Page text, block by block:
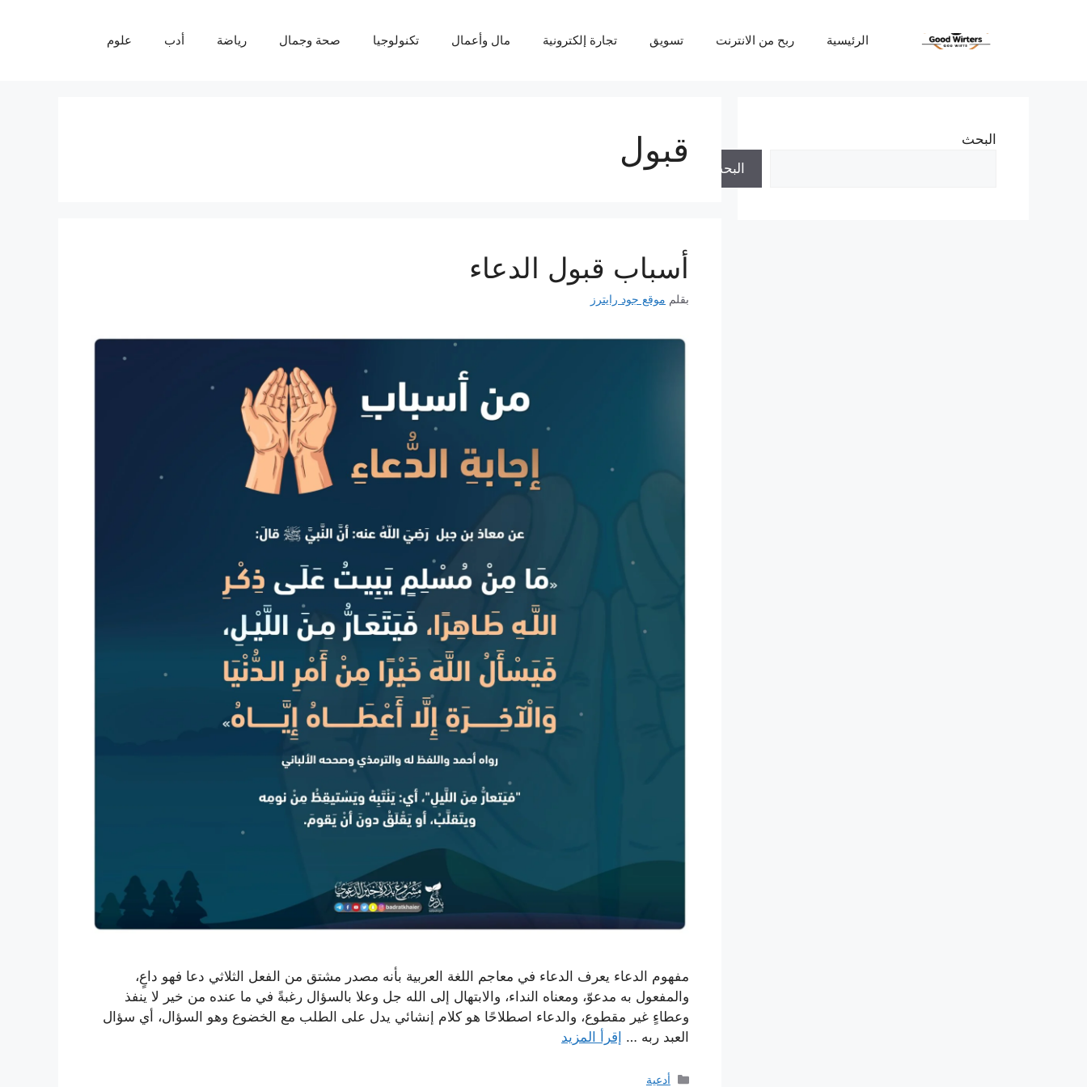
الرئيسية ربح من الانترنت تسويق تجارة إلكترونية مال وأعمال تكنولوجيا صحة وجمال رياضة أدب علوم
قبول
أسباب قبول الدعاء
بقلم موقع جود رايترز
مفهوم الدعاء يعرف الدعاء في معاجم اللغة العربية بأنه مصدر مشتق من الفعل الثلاثي دعا فهو داعٍ،
والمفعول به مدعوّ، ومعناه النداء، والابتهال إلى الله جل وعلا بالسؤال رغبةً في ما عنده من خير لا ينفذ
وعطاءٍ غير مقطوع، والدعاء اصطلاحًا هو كلام إنشائي يدل على الطلب مع الخضوع وهو السؤال، أي سؤال
العبد ربه … إقرأ المزيد
التصنيفات
أدعية
البحث
البحث